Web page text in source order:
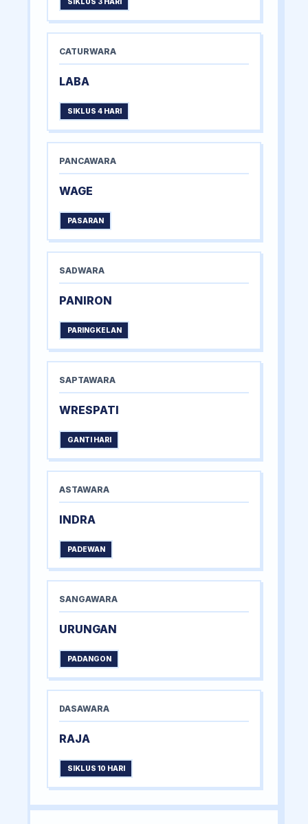
SIKLUS 3 HARI
CATURWARA
LABA
SIKLUS 4 HARI
PANCAWARA
WAGE
PASARAN
SADWARA
PANIRON
PARINGKELAN
SAPTAWARA
WRESPATI
GANTI HARI
ASTAWARA
INDRA
PADEWAN
SANGAWARA
URUNGAN
PADANGON
DASAWARA
RAJA
SIKLUS 10 HARI